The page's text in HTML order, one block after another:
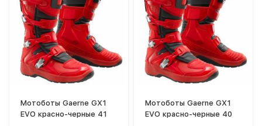
Мотоботы Gaerne GX1
EVO красно-черные 41
Мотоботы Gaerne GX1
EVO красно-черные 40